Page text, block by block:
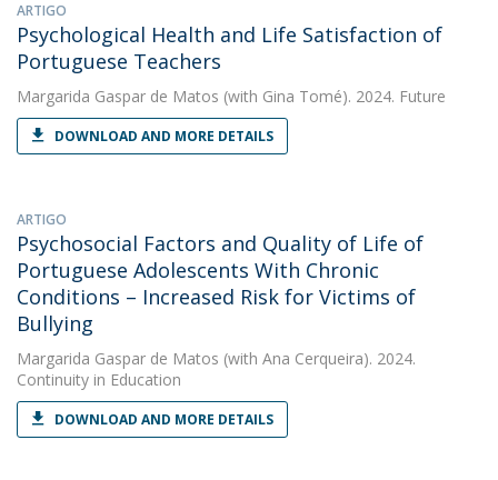
ARTIGO
Psychological Health and Life Satisfaction of
Portuguese Teachers
Margarida Gaspar de Matos (with Gina Tomé). 2024. Future
DOWNLOAD AND MORE DETAILS
ARTIGO
Psychosocial Factors and Quality of Life of
Portuguese Adolescents With Chronic
Conditions – Increased Risk for Victims of
Bullying
Margarida Gaspar de Matos (with Ana Cerqueira). 2024.
Continuity in Education
DOWNLOAD AND MORE DETAILS